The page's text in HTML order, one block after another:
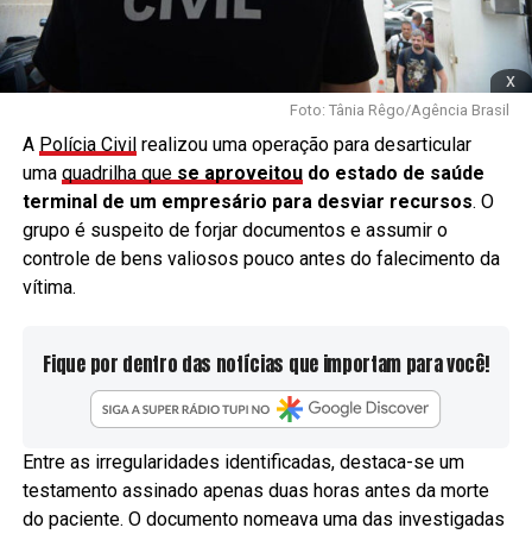
x
Foto: Tânia Rêgo/Agência Brasil
A Polícia Civilrealizou uma operação para desarticular
uma quadrilha que se aproveitoudo estado de saúde
terminal de um empresário para desviar recursos. O
grupo é suspeito de forjar documentos e assumir o
controle de bens valiosos pouco antes do falecimento da
vítima.
Fique por dentro das notícias que importam para você!
Entre as irregularidades identificadas, destaca-se um
testamento assinado apenas duas horas antes da morte
do paciente. O documento nomeava uma das investigadas